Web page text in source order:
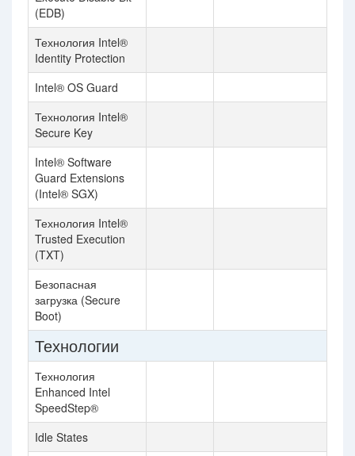
(EDB)
Технология Intel®
Identity Protection
Intel® OS Guard
Технология Intel®
Secure Key
Intel® Software
Guard Extensions
(Intel® SGX)
Технология Intel®
Trusted Execution
(TXT)
Безопасная
загрузка (Secure
Boot)
Технологии
Технология
Enhanced Intel
SpeedStep®
Idle States